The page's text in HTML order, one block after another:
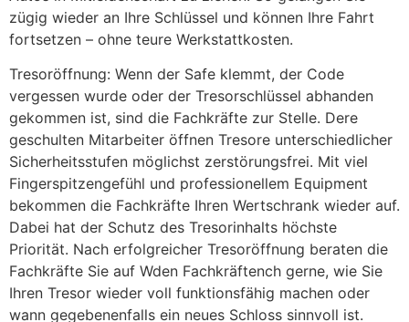
zügig wieder an Ihre Schlüssel und können Ihre Fahrt
fortsetzen – ohne teure Werkstattkosten.
Tresoröffnung: Wenn der Safe klemmt, der Code
vergessen wurde oder der Tresorschlüssel abhanden
gekommen ist, sind die Fachkräfte zur Stelle. Dere
geschulten Mitarbeiter öffnen Tresore unterschiedlicher
Sicherheitsstufen möglichst zerstörungsfrei. Mit viel
Fingerspitzengefühl und professionellem Equipment
bekommen die Fachkräfte Ihren Wertschrank wieder auf.
Dabei hat der Schutz des Tresorinhalts höchste
Priorität. Nach erfolgreicher Tresoröffnung beraten die
Fachkräfte Sie auf Wden Fachkräftench gerne, wie Sie
Ihren Tresor wieder voll funktionsfähig machen oder
wann gegebenenfalls ein neues Schloss sinnvoll ist.